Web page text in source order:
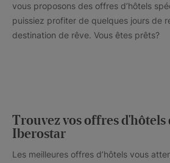
vous proposons des offres d’hôtels
puissiez profiter de quelques jours de
destination de rêve. Vous êtes prêts?
Trouvez vos offres d'hôtels
Iberostar
Les meilleures offres d’hôtels vous